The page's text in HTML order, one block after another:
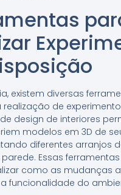
existem diversas
de
design de interiores
modelos em 3D de
diferentes arranjos
Essas
como as mudanças
funcionalidade do